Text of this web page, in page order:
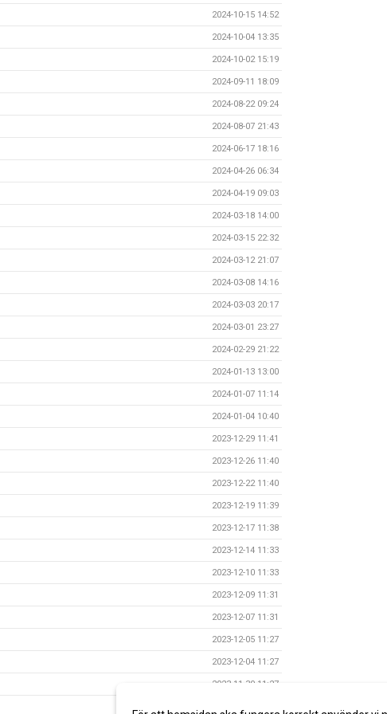
2024-10-15 14:52
2024-10-04 13:35
2024-10-02 15:19
2024-09-11 18:09
2024-08-22 09:24
2024-08-07 21:43
2024-06-17 18:16
2024-04-26 06:34
2024-04-19 09:03
2024-03-18 14:00
2024-03-15 22:32
2024-03-12 21:07
2024-03-08 14:16
2024-03-03 20:17
2024-03-01 23:27
2024-02-29 21:22
2024-01-13 13:00
2024-01-07 11:14
2024-01-04 10:40
2023-12-29 11:41
2023-12-26 11:40
2023-12-22 11:40
2023-12-19 11:39
2023-12-17 11:38
2023-12-14 11:33
2023-12-10 11:33
2023-12-09 11:31
2023-12-07 11:31
2023-12-05 11:27
2023-12-04 11:27
2023-11-30 11:27